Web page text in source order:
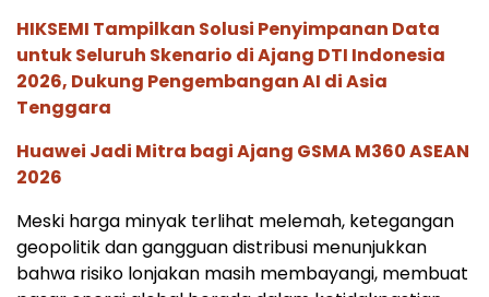
HIKSEMI Tampilkan Solusi Penyimpanan Data
untuk Seluruh Skenario di Ajang DTI Indonesia
2026, Dukung Pengembangan AI di Asia
Tenggara
Huawei Jadi Mitra bagi Ajang GSMA M360 ASEAN
2026
Meski harga minyak terlihat melemah, ketegangan
geopolitik dan gangguan distribusi menunjukkan
bahwa risiko lonjakan masih membayangi, membuat